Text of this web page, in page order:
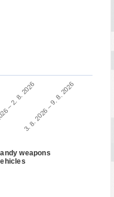
weapons
2. 8. 2026
3. 8. 2026 – 9. 8. 2026